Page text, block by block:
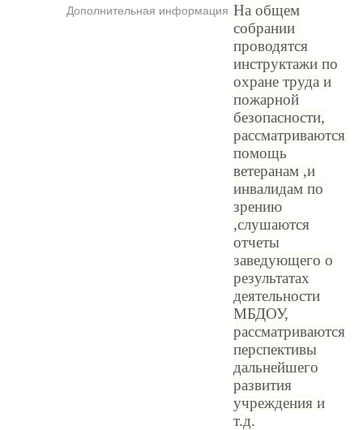
Дополнительная информация На общем
собрании
проводятся
инструктажи по
охране труда и
пожарной
безопасности,
рассматриваются
помощь
ветеранам ,и
инвалидам по
зрению
,слушаются
отчеты
заведующего о
результатах
деятельности
МБДОУ,
рассматриваются
перспективы
дальнейшего
развития
учреждения и
т.д.